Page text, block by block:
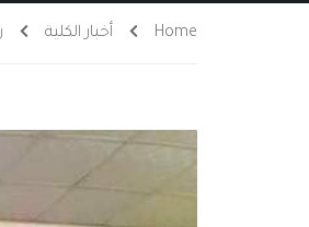
Home أخبار الكلية